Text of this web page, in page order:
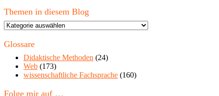
Themen in diesem Blog
Themen
diesem
Glossare
Didaktische Methoden (24)
Web (173)
wissenschaftliche Fachsprache (160)
Folge mir auf …